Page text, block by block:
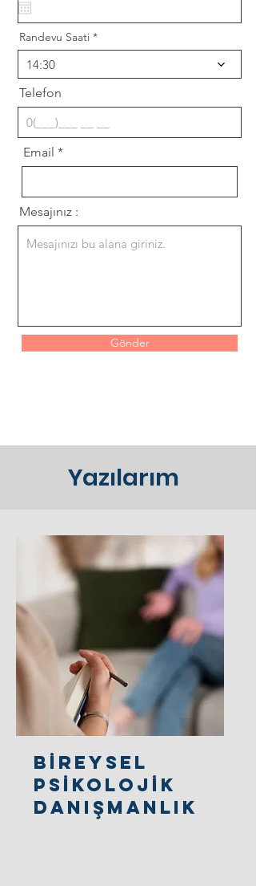
i
e
Randevu Saati
14:30
Telefon
Email
Mesajınız :
Gönder
Yazılarım
Bİreysel
Psİkolojİk
Danışmanlık